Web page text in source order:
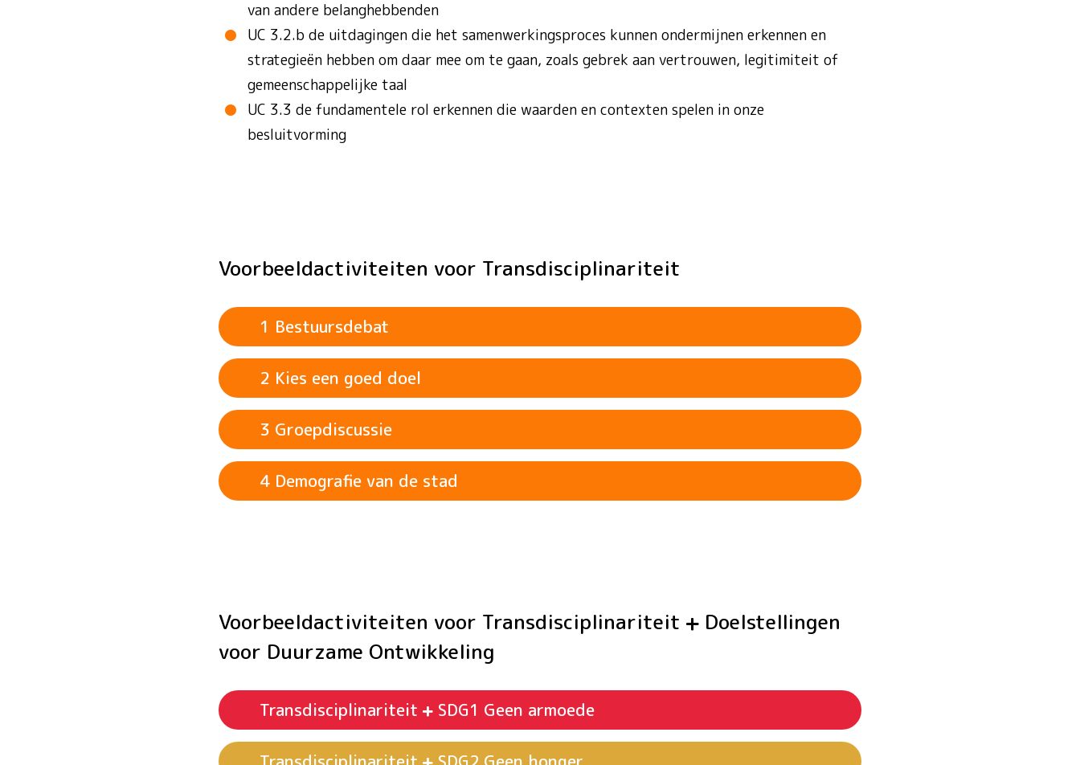
van andere belanghebbenden
UC 3.2.b de uitdagingen die het samenwerkingsproces kunnen ondermijnen erkennen en
strategieën hebben om daar mee om te gaan, zoals gebrek aan vertrouwen, legitimiteit of
gemeenschappelijke taal
UC 3.3 de fundamentele rol erkennen die waarden en contexten spelen in onze
besluitvorming
Voorbeeld­activiteiten voor Transdisciplinariteit
1 Bestuursdebat
2 Kies een goed doel
3 Groepdiscussie
4 Demografie van de stad
Voorbeeld­activiteiten voor Transdisciplinariteit
Doelstellingen
voor Duurzame Ontwikkeling
Transdisciplinariteit SDG1 Geen armoede